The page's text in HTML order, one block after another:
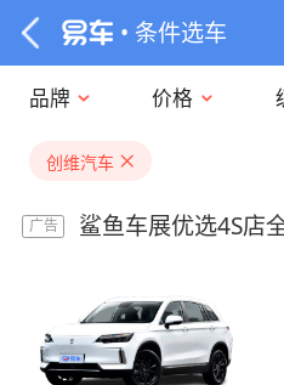
• 条件选车
品牌 价格
创维汽车
广告 鲨鱼车展优选4S店